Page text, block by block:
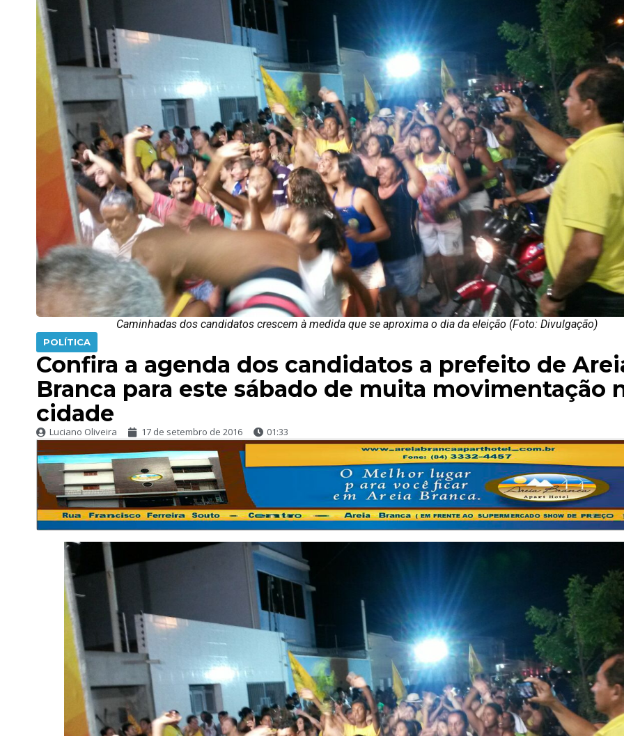
Caminhadas dos candidatos crescem à medida que se aproxima o dia da eleição (Foto: Divulgação)
POLÍTICA
Confira a agenda dos candidatos a prefeito de
Branca para este sábado de muita movimentação
cidade
Luciano Oliveira 17 de setembro de 2016 01:33